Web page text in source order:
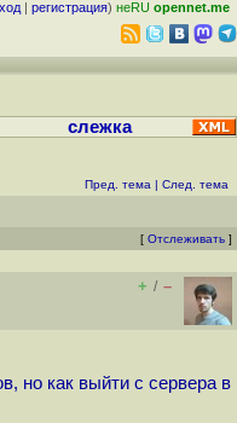
| регистрация) неRU opennet.me
слежка
Пред. тема | След. тема
[ Отслеживать ]
+ / –
но как выйти с сервера в